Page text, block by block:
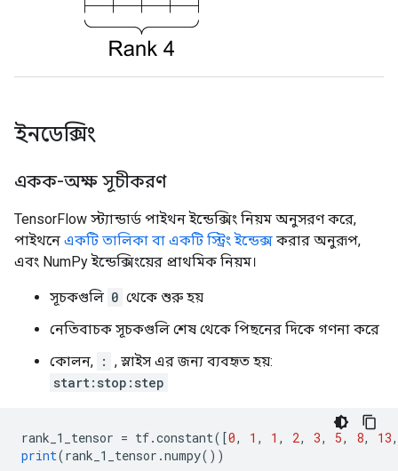
ইনডেক্সিং
একক-অক্ষ সূচীকরণ
TensorFlow স্ট্যান্ডার্ড পাইথন ইন্ডেক্সিং নিয়ম অনুসরণ করে,
পাইথনে একটি তালিকা বা একটি স্ট্রিং ইন্ডেক্স করার অনুরূপ,
এবং NumPy ইন্ডেক্সিংয়ের প্রাথমিক নিয়ম।
সূচকগুলি 0 থেকে শুরু হয়
নেতিবাচক সূচকগুলি শেষ থেকে পিছনের দিকে গণনা করে
কোলন, : , স্লাইস এর জন্য ব্যবহৃত হয়:
start:stop:step
rank_1_tensor = tf.constant([0, 1 , 1 , 2, 3, 5, 8, 13,
print(rank_1_tensor .numpy())